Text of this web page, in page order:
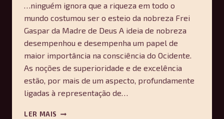
…ninguém ignora que a riqueza em todo o
mundo costumou ser o esteio da nobreza Frei
Gaspar da Madre de Deus A ideia de nobreza
desempenhou e desempenha um papel de
maior importância na consciência do Ocidente.
As noções de superioridade e de excelência
estão, por mais de um aspecto, profundamente
ligadas à representação de…
LER MAIS O